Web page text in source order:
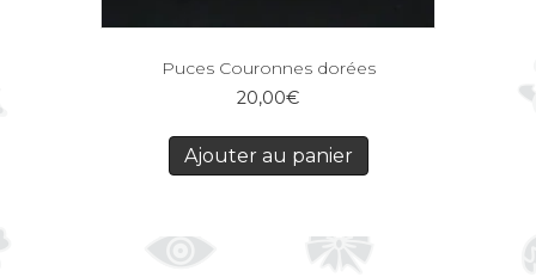
Puces Couronnes dorées
20,00€
Ajouter au panier